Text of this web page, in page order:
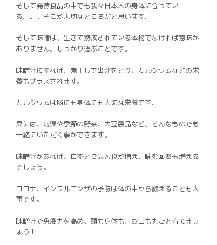
そして発酵食品の中でも我々日本人の身体に合ってい
る。。。そこが大切なところだと思います。
そして味噌は、生きて熟成されている本物でなければ意味が
ありません。しっかり選ぶことです。
味噌汁にすれば、煮干しで出汁をとり、カルシウムなどの栄
養もプラスされます。
カルシウムは脳にも身体にも大切な栄養です。
具には、海藻や季節の野菜、大豆製品など、どんなものでも
一緒にいただく事ができます。
味噌汁があれば、自ずとごはん食が増え、噛む回数も増える
でしょう。
コロナ、インフルエンザの予防は体の中から鍛えることも大
事です。
味噌汁で免疫力を高め、頭も身体も、お口も丸ごと育てまし
ょう！